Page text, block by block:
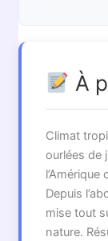
À
Climat
ourlées de
Depuis
mise tout
nature.